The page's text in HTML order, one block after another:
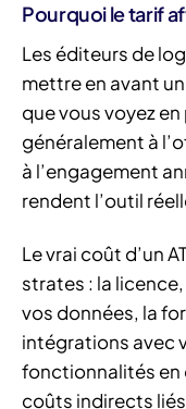
Pourquoi le tarif
Les éditeurs de
mettre en avant
que vous voyez
généralement à
à l’engagement
rendent l’outil
Le vrai coût d’un
strates : la
vos données, la
intégrations avec
fonctionnalités en
coûts indirects